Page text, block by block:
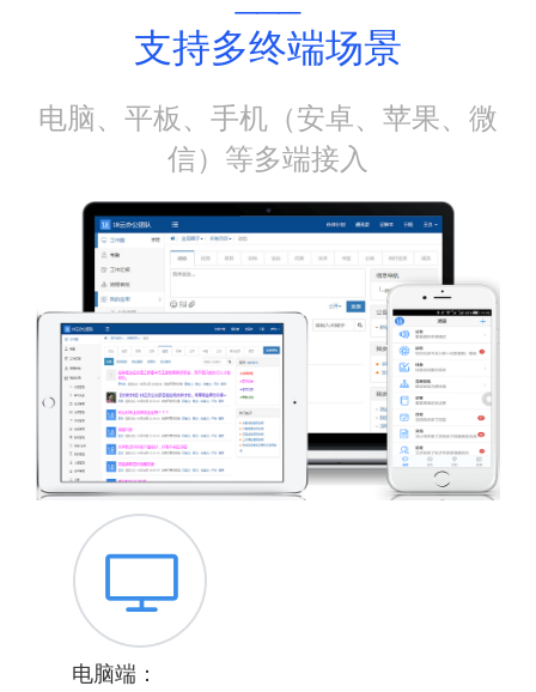
支持多终端场景
电脑、平板、手机（安卓、苹果、微
信）等多端接入
电脑端：